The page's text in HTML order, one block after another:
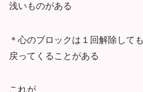
浅いものがある
＊心のブロックは１回解除しても
戻ってくることがある
これが